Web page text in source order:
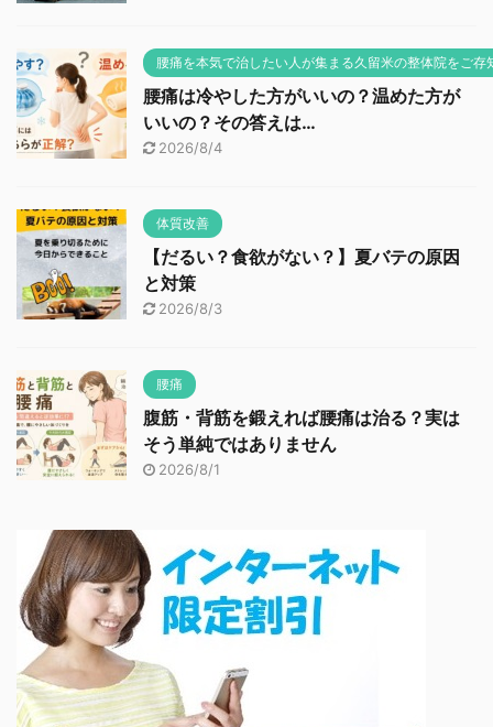
腰痛を本気で治したい人が集まる久留米の整体院をご存
腰痛は冷やした方がいいの？温めた方が
いいの？その答えは…
2026/8/4
体質改善
【だるい？食欲がない？】夏バテの原因
と対策
2026/8/3
腰痛
腹筋・背筋を鍛えれば腰痛は治る？実は
そう単純ではありません
2026/8/1